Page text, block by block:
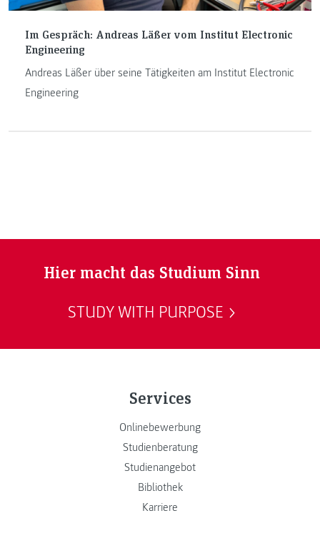
Im Gespräch: Andreas Läßer vom Institut Electronic
Engineering
Andreas Läßer über seine Tätigkeiten am Institut Electronic
Engineering
Hier macht das Studium Sinn
STUDY WITH PURPOSE
Services
Onlinebewerbung
Studienberatung
Studienangebot
Bibliothek
Karriere